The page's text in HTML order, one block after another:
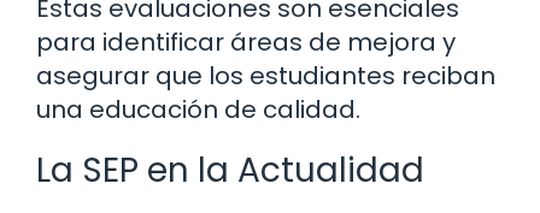
Estas evaluaciones son esenciales
para identificar áreas de mejora y
asegurar que los estudiantes reciban
una educación de calidad.
La SEP en la Actualidad